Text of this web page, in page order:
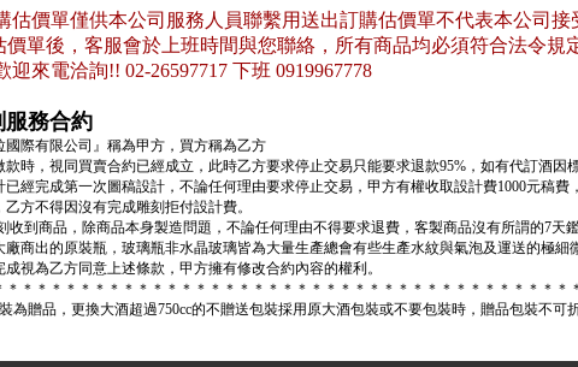
估價單僅供本公司服務人員聯繫用送出訂購估價單不代表本公司接
價單後，客服會於上班時間與您聯絡，所有商品均必須符合法令規
迎來電洽詢!! 02-26597717 下班 0919967778
服務合約
國際有限公司』稱為甲方，買方稱為乙方
款時，視同買賣合約已經成立，此時乙方要求停止交易只能要求退款95%，如有代訂酒因
已經完成第一次圖稿設計，不論任何理由要求停止交易，甲方有權收取設計費1000元稿
乙方不得因沒有完成雕刻拒付設計費。
收到商品，除商品本身製造問題，不論任何理由不得要求退費，客製商品沒有所謂的7天鑑
廠商出的原裝瓶，玻璃瓶非水晶玻璃皆為大量生產總會有些生產水紋與氣泡及運送的極細
成視為乙方同意上述條款，甲方擁有修改合約內容的權利。
＊＊＊＊＊＊＊＊＊＊＊＊＊＊＊＊＊＊＊＊＊＊＊＊＊＊＊＊＊＊＊＊＊＊＊＊＊＊＊
為贈品，更換大酒超過750cc的不贈送包裝採用原大酒包裝或不要包裝時，贈品包裝不可折